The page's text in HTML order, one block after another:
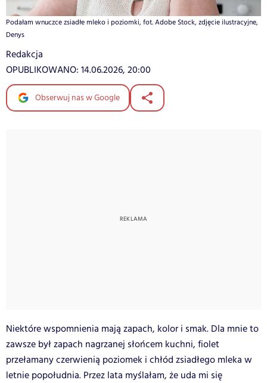
Podałam wnuczce zsiadłe mleko i poziomki, fot. Adobe Stock, zdjęcie ilustracyjne,
Denys
Redakcja
OPUBLIKOWANO: 14.06.2026, 20:00
Obserwuj nas w Google
Niektóre wspomnienia mają zapach, kolor i smak. Dla mnie to
zawsze był zapach nagrzanej słońcem kuchni, fiolet
przełamany czerwienią poziomek i chłód zsiadłego mleka w
letnie popołudnia. Przez lata myślałam, że uda mi się